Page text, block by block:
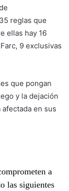
reglas que
ellas hay 16
9 exclusivas
que pongan
y la dejación
en sus
a
las siguientes